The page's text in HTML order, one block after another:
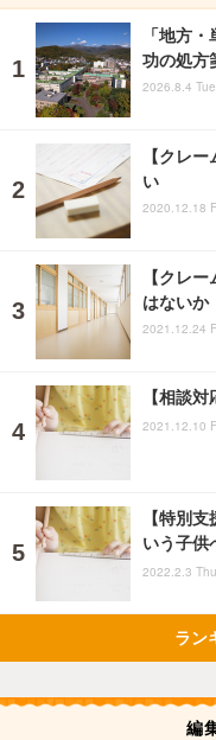
「地方
功の処方
2026.8.4
【クレ
い
2020.12.18
【クレ
はないか
2021.12.24
【相談
2021.12.10
【特別
いう子供
2022.2.3
ラン
編